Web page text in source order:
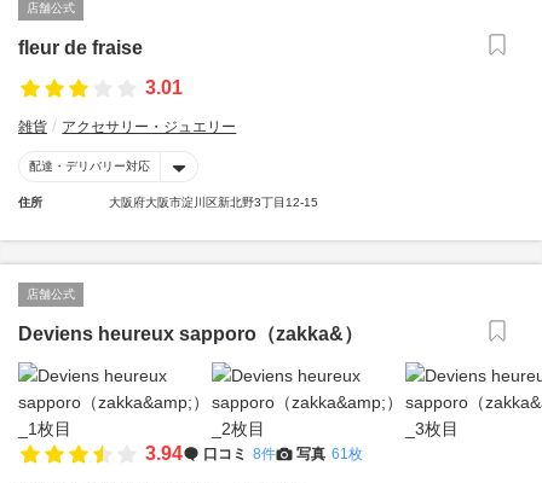
店舗公式
fleur de fraise
3.01
雑貨 アクセサリー・ジュエリー
配達・デリバリー対応
住所 大阪府大阪市淀川区新北野3丁目12-15
店舗公式
Deviens heureux sapporo（zakka&）
3.94 口コミ 8件 写真 61枚